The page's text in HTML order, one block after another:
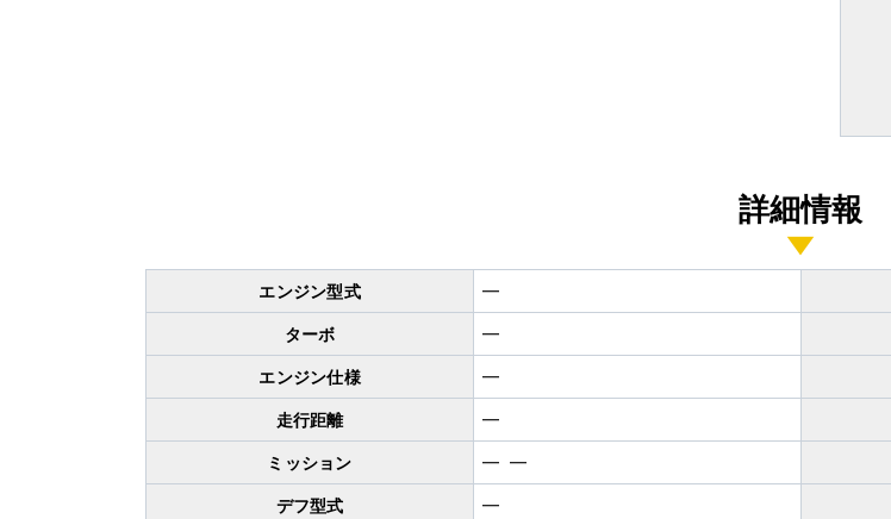
詳細情報
エンジン型式 ━
ターボ
━
エンジン仕様
━
走行距離
━
ミッション
━ ━
デフ型式
━